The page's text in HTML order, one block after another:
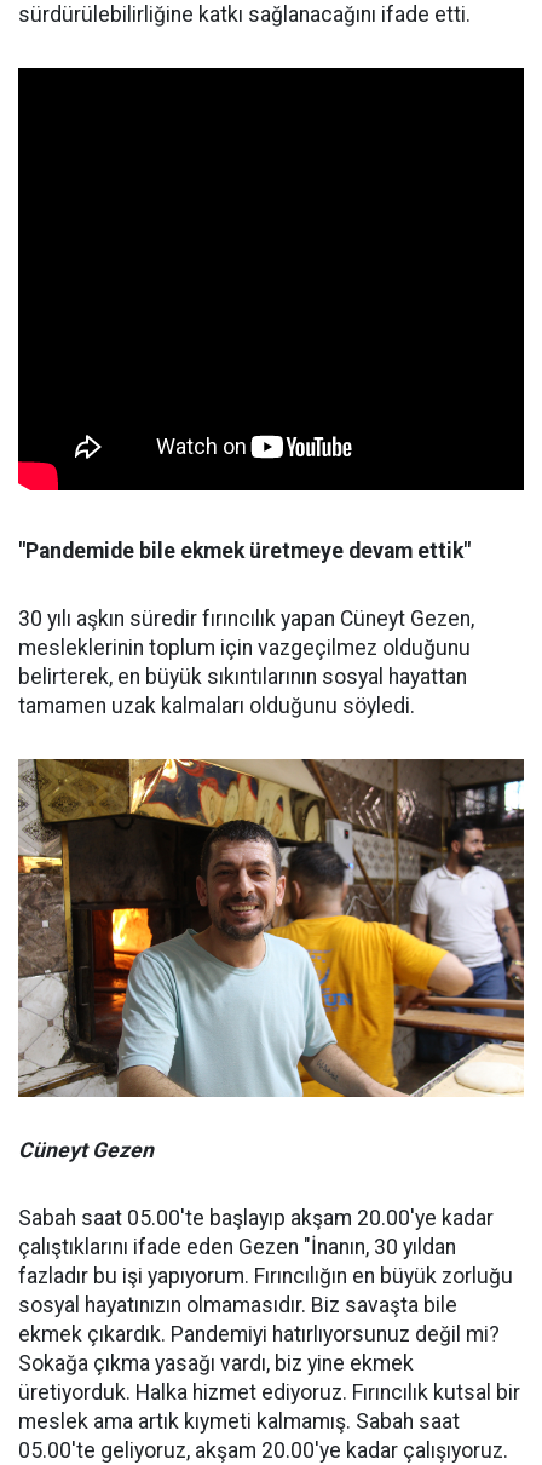
sürdürülebilirliğine katkı sağlanacağını ifade etti.
"Pandemide bile ekmek üretmeye devam ettik"
30 yılı aşkın süredir fırıncılık yapan Cüneyt Gezen,
mesleklerinin toplum için vazgeçilmez olduğunu
belirterek, en büyük sıkıntılarının sosyal hayattan
tamamen uzak kalmaları olduğunu söyledi.
Cüneyt Gezen
Sabah saat 05.00'te başlayıp akşam 20.00'ye kadar
çalıştıklarını ifade eden Gezen "İnanın, 30 yıldan
fazladır bu işi yapıyorum. Fırıncılığın en büyük zorluğu
sosyal hayatınızın olmamasıdır. Biz savaşta bile
ekmek çıkardık. Pandemiyi hatırlıyorsunuz değil mi?
Sokağa çıkma yasağı vardı, biz yine ekmek
üretiyorduk. Halka hizmet ediyoruz. Fırıncılık kutsal bir
meslek ama artık kıymeti kalmamış. Sabah saat
05.00'te geliyoruz, akşam 20.00'ye kadar çalışıyoruz.